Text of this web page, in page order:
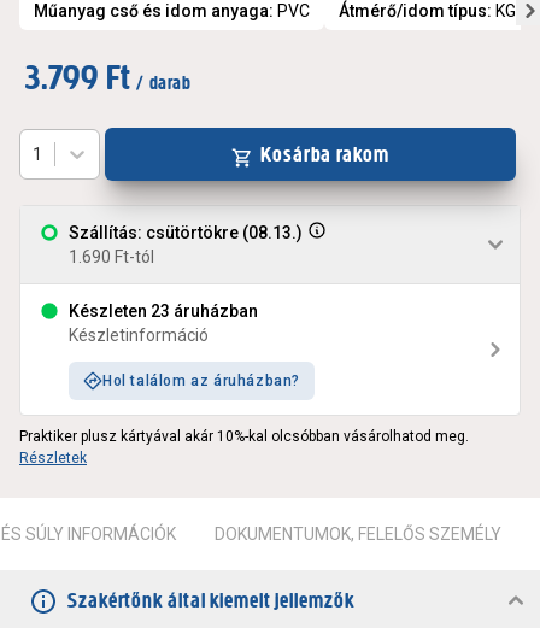
Műanyag cső és idom anyaga: PVC Átmérő/idom típus: KG
3.799 Ft / darab
Szállítás: csütörtökre (08.13.)
1.690 Ft-tól
Készleten 23 áruházban
Készletinformáció
Hol találom az áruházban?
1 Kosárba rakom
Praktiker plusz kártyával akár 10%-kal olcsóbban vásárolhatod meg.
Részletek
SÚLY INFORMÁCIÓK DOKUMENTUMOK, FELELŐS SZEMÉLY
Szakértőnk által kiemelt jellemzők